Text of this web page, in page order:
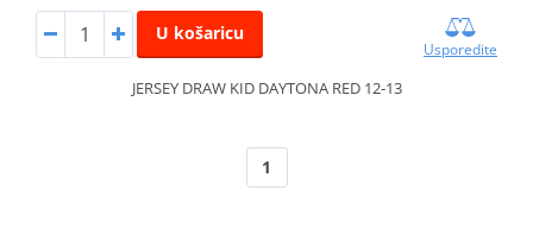
U košaricu
Usporedite
JERSEY DRAW KID DAYTONA RED 12-13
1